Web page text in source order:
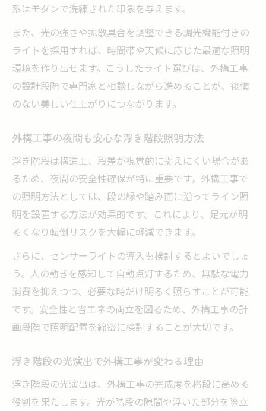
系はモダンで洗練された印象を与えます。
また、光の強さや拡散具合を調整できる調光機能付きの
ライトを採用すれば、時間帯や天候に応じた最適な照明
環境を作り出せます。こうしたライト選びは、外構工事
の設計段階で専門家と相談しながら進めることが、後悔
のない美しい仕上がりにつながります。
外構工事の夜間も安心な浮き階段照明方法
浮き階段は構造上、段差が視覚的に捉えにくい場合があ
るため、夜間の安全性確保が特に重要です。外構工事で
の照明方法としては、段の縁や踏み面に沿ってライン照
明を設置する方法が効果的です。これにより、足元が明
るくなり転倒リスクを大幅に軽減できます。
さらに、センサーライトの導入も検討するとよいでしょ
う。人の動きを感知して自動点灯するため、無駄な電力
消費を抑えつつ、必要な時だけ明るく照らすことが可能
です。安全性と省エネの両立を図るため、外構工事の計
画段階で照明配置を綿密に検討することが大切です。
浮き階段の光演出で外構工事が変わる理由
浮き階段の光演出は、外構工事の完成度を格段に高める
役割を果たします。光が階段の隙間や浮いた部分を際立